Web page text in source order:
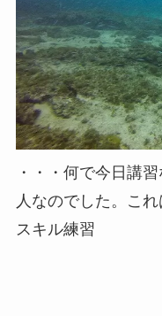
・・・何で今日講
人なのでした。こ
スキル練習